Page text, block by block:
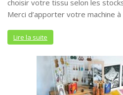
choisir votre tissu selon les
Merci d’apporter votre machine à
Lire la suite